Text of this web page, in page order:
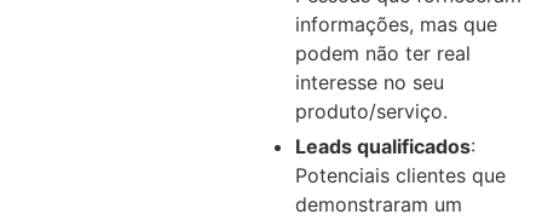
informações, mas que
podem não ter real
interesse no seu
produto/serviço.
Leads qualificados:
Potenciais clientes que
demonstraram um